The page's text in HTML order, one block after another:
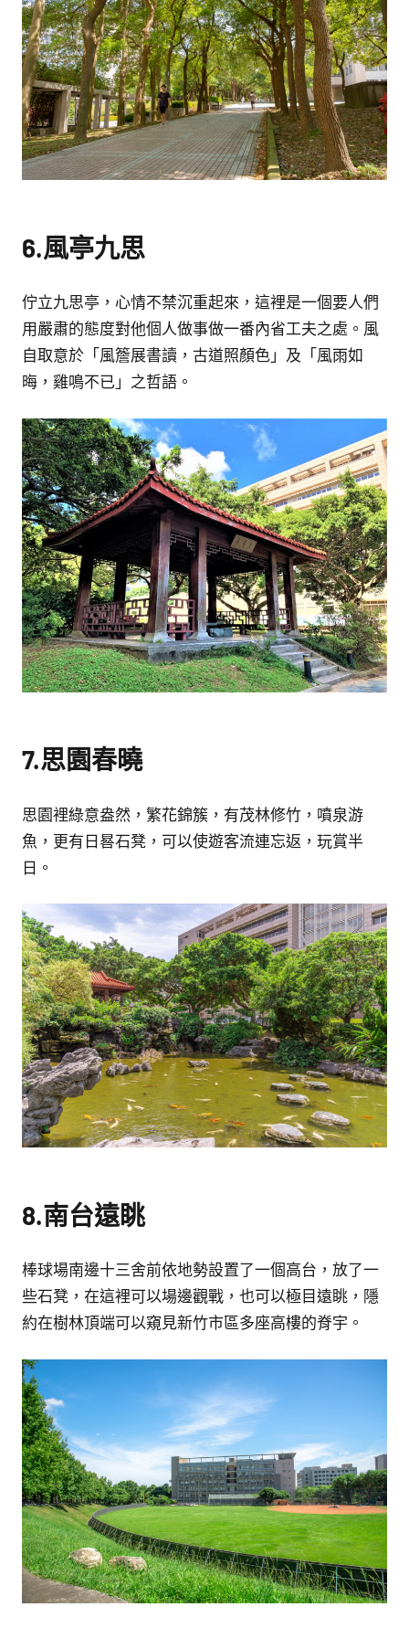
6.風亭九思
佇立九思亭，心情不禁沉重起來，這裡是一個要人們
用嚴肅的態度對他個人做事做一番內省工夫之處。風
自取意於「風簷展書讀，古道照顏色」及「風雨如
晦，雞鳴不已」之哲語。
7.思園春曉
思園裡綠意盎然，繁花錦簇，有茂林修竹，噴泉游
魚，更有日晷石凳，可以使遊客流連忘返，玩賞半
日。
8.南台遠眺
棒球場南邊十三舍前依地勢設置了一個高台，放了一
些石凳，在這裡可以場邊觀戰，也可以極目遠眺，隱
約在樹林頂端可以窺見新竹市區多座高樓的脊宇。